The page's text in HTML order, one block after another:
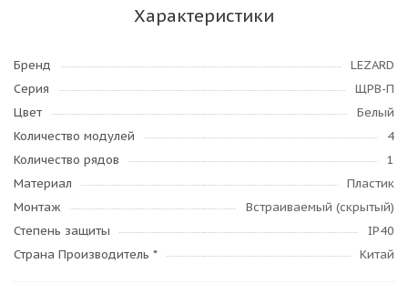
Характеристики
Бренд
LEZARD
Серия
ЩРВ-П
Цвет
Белый
Количество модулей
4
Количество рядов
1
Материал
Пластик
Монтаж
Встраиваемый (скрытый)
Степень защиты
IP40
Страна Производитель *
Китай